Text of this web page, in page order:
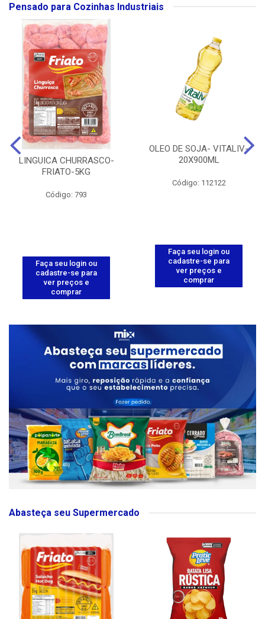
Pensado para Cozinhas Industriais
LINGUICA CHURRASCO-
FRIATO-5KG
Código: 793
Faça seu login ou
cadastre-se para
ver preços e
comprar
OLEO DE SOJA- VITALIV-
20X900ML
Código: 112122
Faça seu login ou
cadastre-se para
ver preços e
comprar
Abasteça seu Supermercado